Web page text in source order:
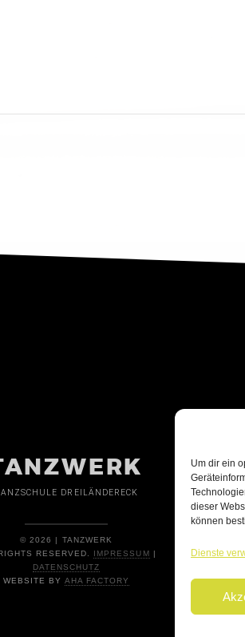
Um dir ein
dieser
können
Dienste
DREILÄNDERECK
© 2026 | TANZWERK
RESERVED. IMPRESSUM |
DATENSCHUTZ
WEBSITE BY AHA FACTORY